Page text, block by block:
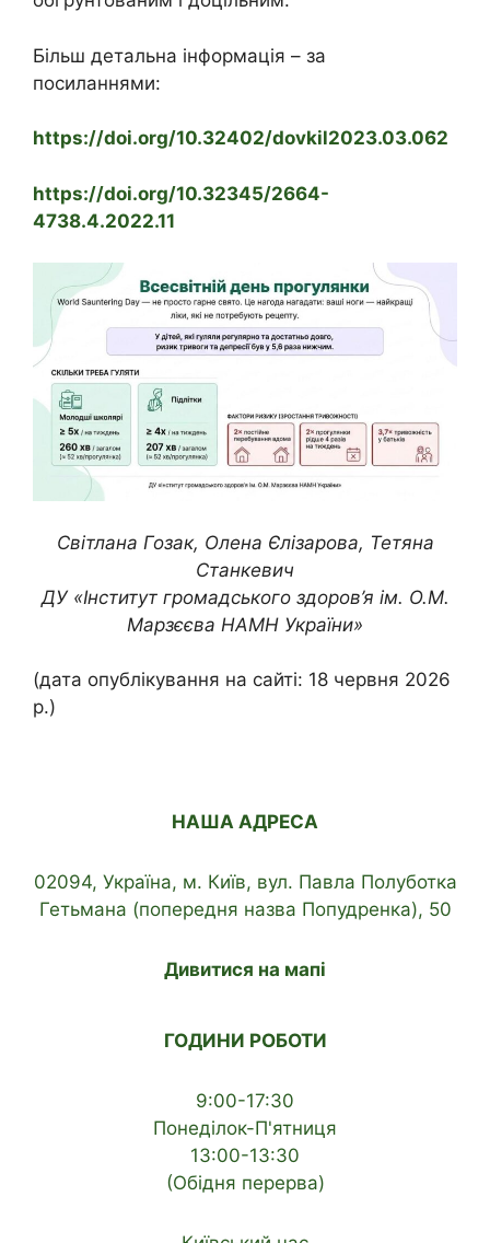
Більш детальна інформація – за
посиланнями:
https://doi.org/10.32402/dovkil2023.03.062
https://doi.org/10.32345/2664-
4738.4.2022.11
Світлана Гозак, Олена Єлізарова, Тетяна
Станкевич
ДУ «Інститут громадського здоров’я ім. О.М.
Марзєєва НАМН України»
(дата опублікування на сайті: 18 червня 2026
р.)
НАША АДРЕСА
02094, Україна, м. Київ, вул. Павла Полуботка
Гетьмана (попередня назва Попудренка), 50
Дивитися на мапі
ГОДИНИ РОБОТИ
9:00-17:30
Понеділок-П'ятниця
13:00-13:30
(Обідня перерва)